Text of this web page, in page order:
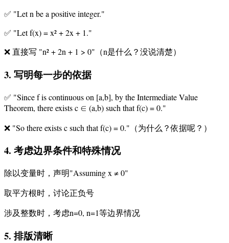
✅ "Let n be a positive integer."
✅ "Let f(x) = x² + 2x + 1."
❌ 直接写 "n² + 2n + 1 > 0"（n是什么？没说清楚）
3. 写明每一步的依据
✅ "Since f is continuous on [a,b], by the Intermediate Value
Theorem, there exists c ∈ (a,b) such that f(c) = 0."
❌ "So there exists c such that f(c) = 0."（为什么？依据呢？）
4. 考虑边界条件和特殊情况
除以变量时，声明"Assuming x ≠ 0"
取平方根时，讨论正负号
涉及整数时，考虑n=0, n=1等边界情况
5. 排版清晰